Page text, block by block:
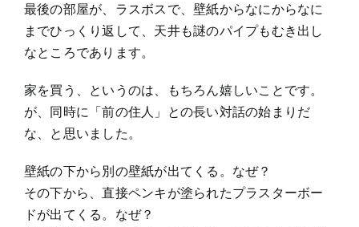
最後の部屋が、ラスボスで、壁紙からなにからなに
までひっくり返して、天井も謎のパイプもむき出し
なところであります。
家を買う、というのは、もちろん嬉しいことです。
が、同時に「前の住人」との長い対話の始まりだ
な、と思いました。
壁紙の下から別の壁紙が出てくる。なぜ？
その下から、直接ペンキが塗られたプラスターボー
ドが出てくる。なぜ？